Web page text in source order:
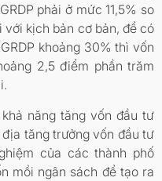
phải ở mức 11,5% so
với kịch bản cơ bản, để có
khoảng 30% thì vốn
2,5 điểm phần trăm
năng tăng vốn đầu tư
tăng trưởng vốn đầu tư
của các thành phố
mồi ngân sách để tạo ra